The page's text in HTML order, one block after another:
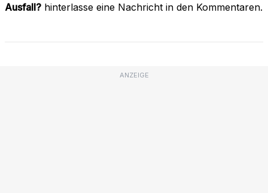
Ausfall? hinterlasse eine Nachricht in den Kommentaren.
ANZEIGE